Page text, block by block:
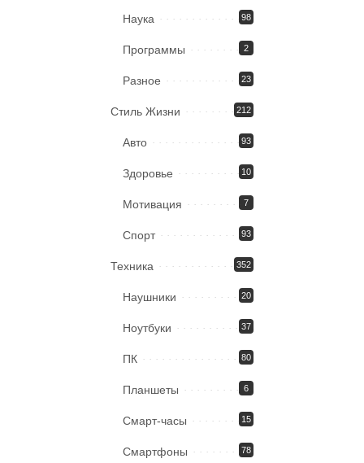
Наука 98
Программы 2
Разное 23
Стиль Жизни 212
Авто 93
Здоровье 10
Мотивация 7
Спорт 93
Техника 352
Наушники 20
Ноутбуки 37
ПК 80
Планшеты 6
Смарт-часы 15
Смартфоны 78